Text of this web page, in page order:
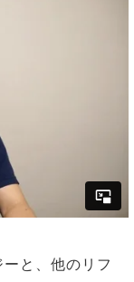
と、他のリフ